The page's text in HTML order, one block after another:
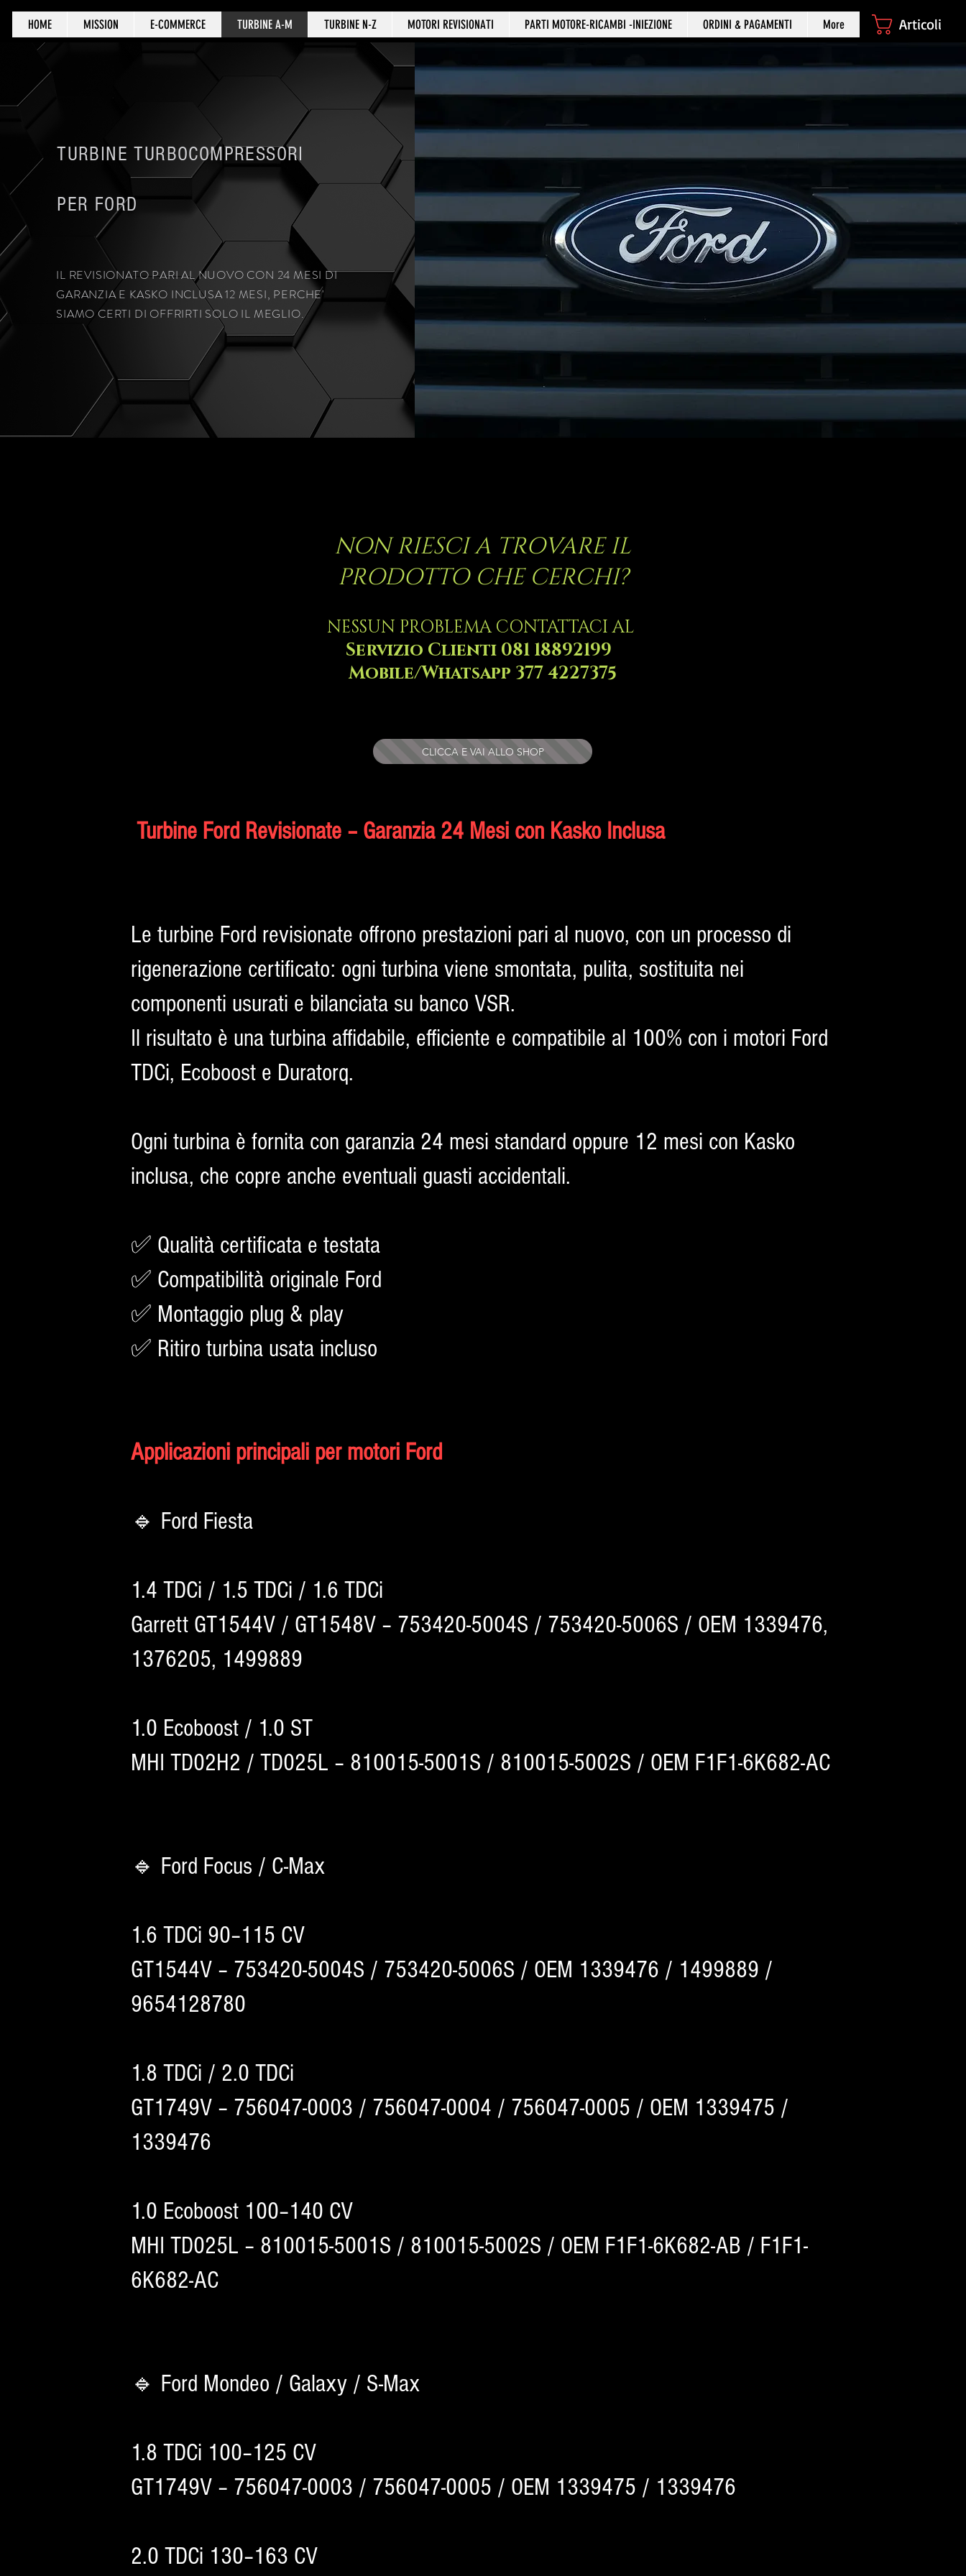
HOME MISSION E-COMMERCE TURBINE A-M TURBINE N-Z MOTORI REVISIONATI PARTI MOTORE-RICAMBI -INIEZIONE ORDINI & PAGAMENTI More Articoli
TURBINE TURBOCOMPRESSORI
PER FORD
IL REVISIONATO PARI AL NUOVO CON 24 MESI DI
GARANZIA E KASKO INCLUSA 12 MESI, PERCHE'
SIAMO CERTI DI OFFRIRTI SOLO IL MEGLIO.
NON RIESCI A TROVARE IL
PRODOTTO CHE CERCHI?
NESSUN PROBLEMA CONTATTACI AL
Servizio Clienti 081 18892199
Mobile/Whatsapp 377 4227375
CLICCA E VAI ALLO SHOP
Turbine Ford Revisionate – Garanzia 24 Mesi con Kasko Inclusa
Le turbine Ford revisionate offrono prestazioni pari al nuovo, con un processo di
rigenerazione certificato: ogni turbina viene smontata, pulita, sostituita nei
componenti usurati e bilanciata su banco VSR.
Il risultato è una turbina affidabile, efficiente e compatibile al 100% con i motori Ford
TDCi, Ecoboost e Duratorq.
Ogni turbina è fornita con garanzia 24 mesi standard oppure 12 mesi con Kasko
inclusa, che copre anche eventuali guasti accidentali.
✅ Qualità certificata e testata
✅ Compatibilità originale Ford
✅ Montaggio plug & play
✅ Ritiro turbina usata incluso
Applicazioni principali per motori Ford
🔹 Ford Fiesta
1.4 TDCi / 1.5 TDCi / 1.6 TDCi
Garrett GT1544V / GT1548V – 753420-5004S / 753420-5006S / OEM 1339476,
1376205, 1499889
1.0 Ecoboost / 1.0 ST
MHI TD02H2 / TD025L – 810015-5001S / 810015-5002S / OEM F1F1-6K682-AC
🔹 Ford Focus / C-Max
1.6 TDCi 90–115 CV
GT1544V – 753420-5004S / 753420-5006S / OEM 1339476 / 1499889 /
9654128780
1.8 TDCi / 2.0 TDCi
GT1749V – 756047-0003 / 756047-0004 / 756047-0005 / OEM 1339475 /
1339476
1.0 Ecoboost 100–140 CV
MHI TD025L – 810015-5001S / 810015-5002S / OEM F1F1-6K682-AB / F1F1-
6K682-AC
🔹 Ford Mondeo / Galaxy / S-Max
1.8 TDCi 100–125 CV
GT1749V – 756047-0003 / 756047-0005 / OEM 1339475 / 1339476
2.0 TDCi 130–163 CV